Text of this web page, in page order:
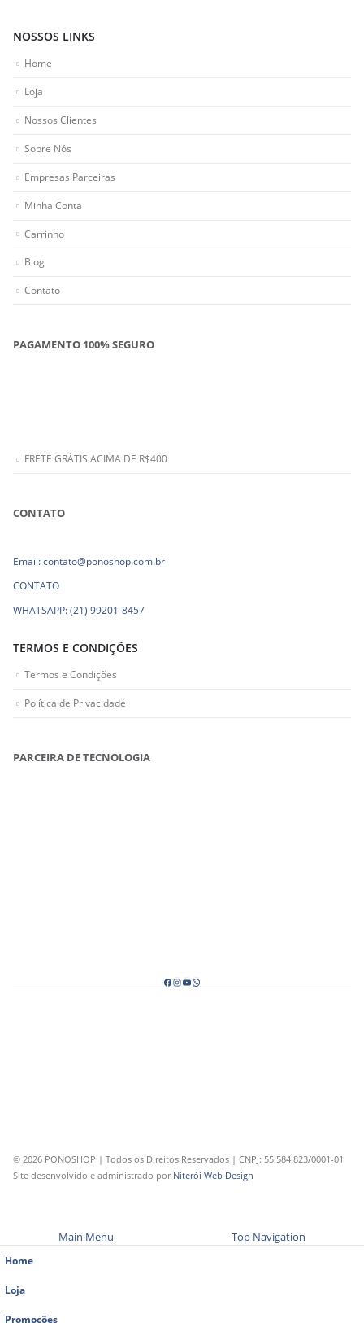
NOSSOS LINKS
Home
Loja
Nossos Clientes
Sobre Nós
Empresas Parceiras
Minha Conta
Carrinho
Blog
Contato
PAGAMENTO 100% SEGURO
FRETE GRÁTIS ACIMA DE R$400
CONTATO
Email: contato@ponoshop.com.br
CONTATO
WHATSAPP: (21) 99201-8457
TERMOS E CONDIÇÕES
Termos e Condições
Política de Privacidade
PARCEIRA DE TECNOLOGIA
© 2026 PONOSHOP | Todos os Direitos Reservados | CNPJ: 55.584.823/0001-01
Site desenvolvido e administrado por Niterói Web Design
Main Menu Top Navigation
Home
Loja
Promoções